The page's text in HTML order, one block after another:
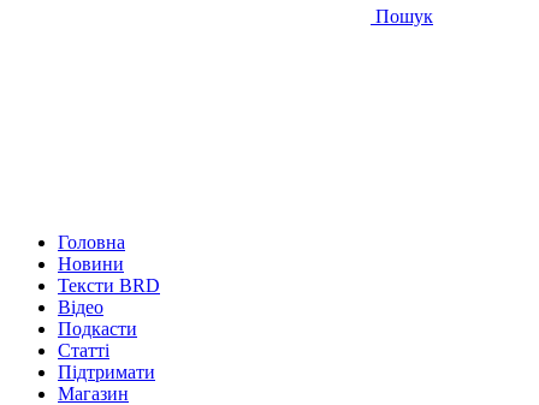
Пошук
Головна
Новини
Тексти BRD
Відео
Подкасти
Статті
Підтримати
Магазин